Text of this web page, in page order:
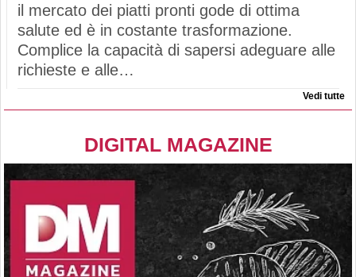
il mercato dei piatti pronti gode di ottima
salute ed è in costante trasformazione.
Complice la capacità di sapersi adeguare alle
richieste e alle…
Vedi tutte
DIGITAL MAGAZINE